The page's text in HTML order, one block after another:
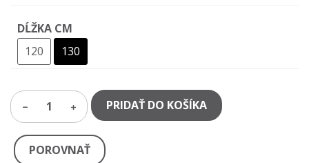
DĹŽKA CM
120
130
1 PRIDAŤ DO KOŠÍKA
POROVNAŤ